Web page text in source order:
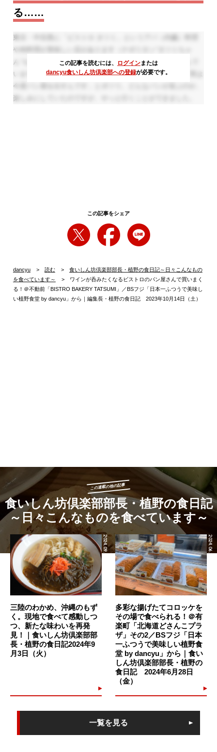
る……
この記事を読むには、 ログインまたは
dancyu食いしん坊倶楽部への登録が必要です。
東京・中目黒に「ビストロ タツミ」というアバ（内臓）料理
や肉料理が美味しい店があります（ナポリタン“タツミちゃ
ん”も旨い！）。時折訪れてはワインと多彩な料理を楽しんで
いますが、ある日、廣瀬亮（ひろせ・りょう）シェフが「実は
今度パン屋を出すんです」とポツリ。どんなパンが並ぶのか、
楽しみにしていたのですが、やっと行くことができました。
この記事をシェア
dancyu 読む
食いしん坊倶楽部部長・植野の食日記～日々こんなもの
を食べています～
ワインが呑みたくなるビストロのパン屋さんで買いまく
る！＠不動前「BISTRO BAKERY TATSUMI」／BSフジ「日本一ふつうで美味し
い植野食堂 by dancyu」から｜編集長・植野の食日記 2023年10月14日（土）
この連載の他の記事
食いしん坊倶楽部部長・植野の食日記
～日々こんなものを食べています～
2024.09.03
三陸のわかめ、沖縄のもず
く。現地で食べて感動しつ
つ、新たな味わいを再発
見！｜食いしん坊倶楽部部
長・植野の食日記2024年9
月3日（火）
2024.06.28
多彩な揚げたてコロッケを
その場で食べられる！＠有
楽町「北海道どさんこプラ
ザ」その2／BSフジ「日本
一ふつうで美味しい植野食
堂 by dancyu」から｜食い
しん坊倶楽部部長・植野の
食日記 2024年6月28日
（金）
一覧を見る